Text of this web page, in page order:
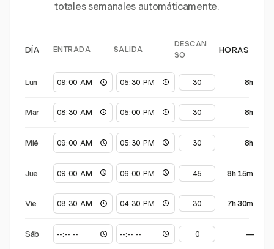
totales semanales automáticamente.
DÍA ENTRADA SALIDA
DESCAN
SO
HORAS
Lun 8h
Mar 8h
Mié 8h
Jue 8h 15m
Vie 7h 30m
Sáb —